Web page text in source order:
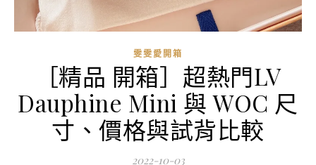
雯雯愛開箱
［精品 開箱］超熱門LV
Dauphine Mini 與 WOC 尺
寸、價格與試背比較
2022-10-03